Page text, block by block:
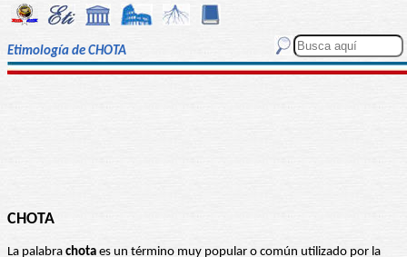
Etimología de CHOTA
CHOTA
La palabra chota es un término muy popular o común utilizado por la